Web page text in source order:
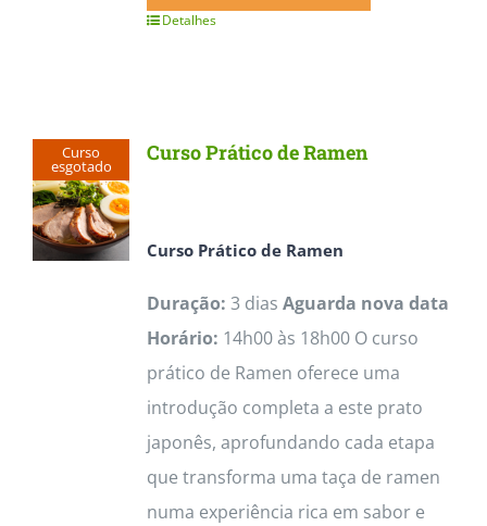
Detalhes
Curso
esgotado
Curso Prático de Ramen
Curso Prático de Ramen
Duração: 3 dias Aguarda nova data
Horário: 14h00 às 18h00 O curso
prático de Ramen oferece uma
introdução completa a este prato
japonês, aprofundando cada etapa
que transforma uma taça de ramen
numa experiência rica em sabor e